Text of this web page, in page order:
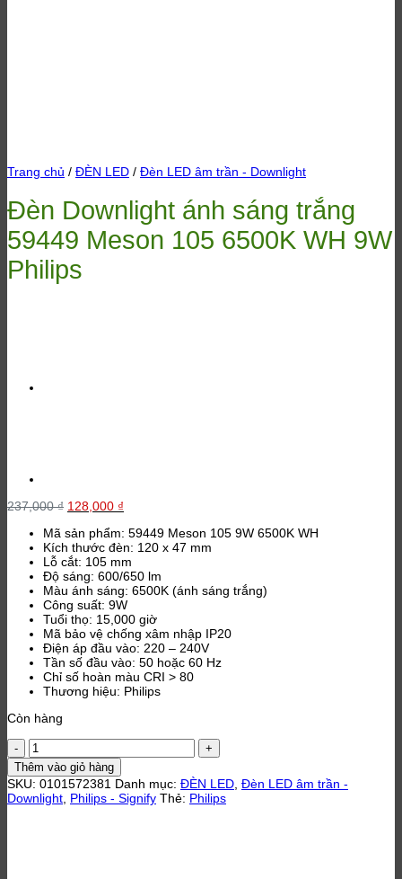
Trang chủ / ĐÈN LED / Đèn LED âm trần - Downlight
Đèn Downlight ánh sáng trắng
59449 Meson 105 6500K WH 9W
Philips
237,000₫ Giá
là:
237,000 ₫.
128,000 ₫
tại
là:
128,000 ₫.
Mã sản phẩm: 59449 Meson 105 9W 6500K WH
Kích thước đèn: 120 x 47 mm
Lỗ cắt: 105 mm
Độ sáng: 600/650 lm
Màu ánh sáng: 6500K (ánh sáng trắng)
Công suất: 9W
Tuổi thọ: 15,000 giờ
Mã bảo vệ chống xâm nhập IP20
Điện áp đầu vào: 220 – 240V
Tần số đầu vào: 50 hoặc 60 Hz
Chỉ số hoàn màu CRI > 80
Thương hiệu: Philips
Còn hàng
Đèn
Downlight
ánh
sáng
trắng
Thêm vào giỏ hàng
SKU: 0101572381 Danh mục: ĐÈN LED Đèn LED âm trần -
Downlight Philips - Signify Thẻ: Philips